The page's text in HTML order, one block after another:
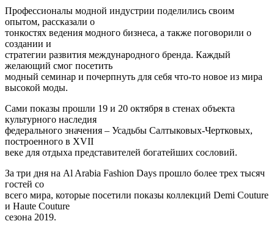
Профессионалы модной индустрии поделились своим
опытом, рассказали о
тонкостях ведения модного бизнеса, а также поговорили о
создании и
стратегии развития международного бренда. Каждый
желающий смог посетить
модный семинар и почерпнуть для себя что-то новое из мира
высокой моды.
Сами показы прошли 19 и 20 октября в стенах объекта
культурного наследия
федерального значения – Усадьбы Салтыковых-Чертковых,
построенного в XVII
веке для отдыха представителей богатейших сословий.
За три дня на Al Arabia Fashion Days прошло более трех тысяч
гостей со
всего мира, которые посетили показы коллекций Demi Couture
и Haute Couture
сезона 2019.